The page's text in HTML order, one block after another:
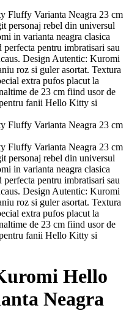
Hello
Neagra